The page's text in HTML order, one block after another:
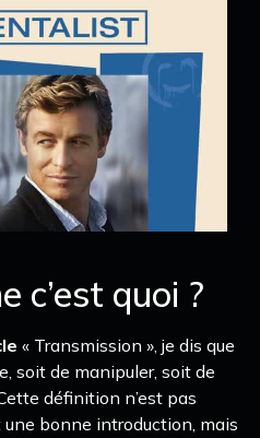
c’est quoi ?
« Transmission », je dis que
soit de manipuler, soit de
définition n’est pas
une bonne introduction, mais